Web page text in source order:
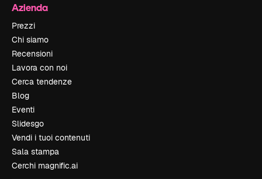
Azienda
Prezzi
Chi siamo
Recensioni
Lavora con noi
Cerca tendenze
Blog
Eventi
Slidesgo
Vendi i tuoi contenuti
Sala stampa
Cerchi magnific.ai